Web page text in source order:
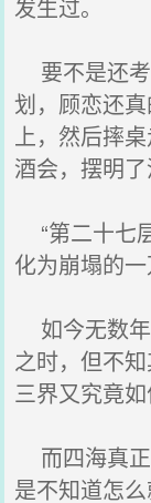
发生过。
要不是还
划，顾恋还
上，然后摔
酒会，摆明了
“第二十七
化为崩塌的一
如今无数
之时，但不
三界又究竟如
而四海真
是不知道怎